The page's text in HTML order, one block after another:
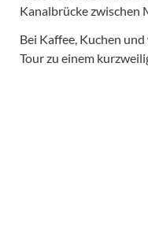
Kanalbrücke zwischen
Bei Kaffee, Kuchen
Tour zu einem